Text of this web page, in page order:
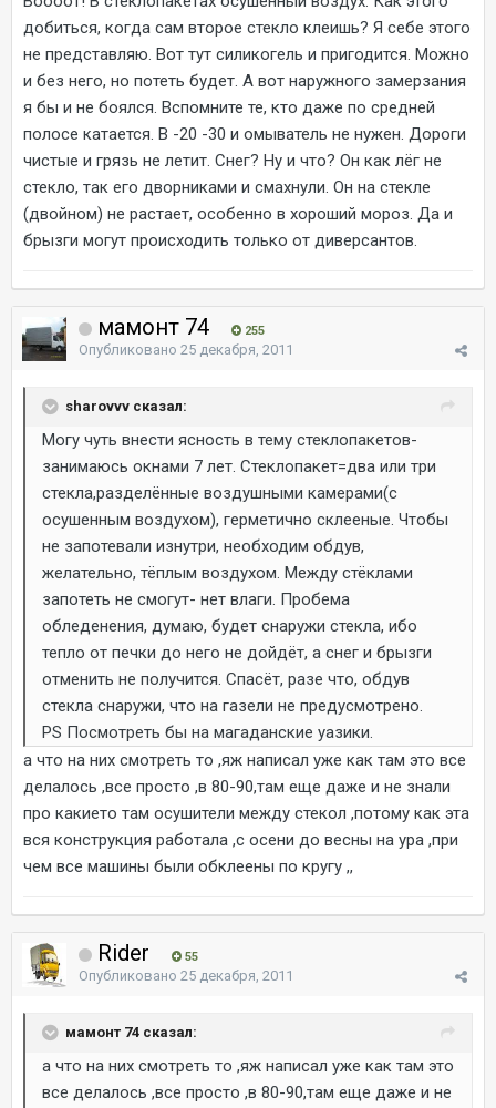
добиться, когда сам второе стекло клеишь? Я себе этого
не представляю. Вот тут силикогель и пригодится. Можно
и без него, но потеть будет. А вот наружного замерзания
я бы и не боялся. Вспомните те, кто даже по средней
полосе катается. В -20 -30 и омыватель не нужен. Дороги
чистые и грязь не летит. Снег? Ну и что? Он как лёг не
стекло, так его дворниками и смахнули. Он на стекле
(двойном) не растает, особенно в хороший мороз. Да и
брызги могут происходить только от диверсантов.
мамонт 74 255
Опубликовано 25 декабря, 2011
sharovvv сказал:
Могу чуть внести ясность в тему стеклопакетов-
занимаюсь окнами 7 лет. Стеклопакет=два или три
стекла,разделённые воздушными камерами(с
осушенным воздухом), герметично склееные. Чтобы
не запотевали изнутри, необходим обдув,
желательно, тёплым воздухом. Между стёклами
запотеть не смогут- нет влаги. Пробема
обледенения, думаю, будет снаружи стекла, ибо
тепло от печки до него не дойдёт, а снег и брызги
отменить не получится. Спасёт, разе что, обдув
стекла снаружи, что на газели не предусмотрено.
PS Посмотреть бы на магаданские уазики.
а что на них смотреть то ,яж написал уже как там это все
делалось ,все просто ,в 80-90,там еще даже и не знали
про какието там осушители между стекол ,потому как эта
вся конструкция работала ,с осени до весны на ура ,при
чем все машины были обклеены по кругу ,,
Rider 55
Опубликовано 25 декабря, 2011
мамонт 74 сказал:
а что на них смотреть то ,яж написал уже как там это
все делалось ,все просто ,в 80-90,там еще даже и не